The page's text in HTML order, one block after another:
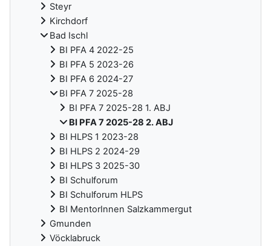
Steyr
Kirchdorf
Bad Ischl
BI PFA 4 2022-25
BI PFA 5 2023-26
BI PFA 6 2024-27
BI PFA 7 2025-28
BI PFA 7 2025-28 1. ABJ
BI PFA 7 2025-28 2. ABJ
BI HLPS 1 2023-28
BI HLPS 2 2024-29
BI HLPS 3 2025-30
BI Schulforum
BI Schulforum HLPS
BI MentorInnen Salzkammergut
Gmunden
Vöcklabruck